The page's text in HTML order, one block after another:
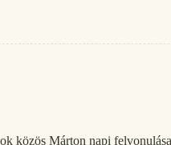
közös Márton napi